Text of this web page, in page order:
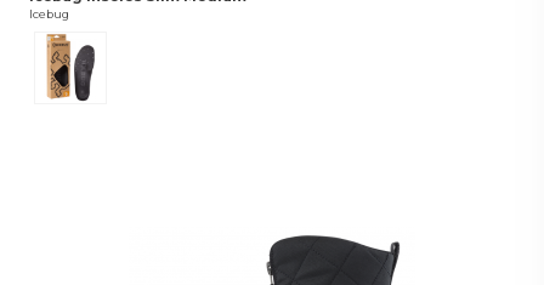
Icebug
Black